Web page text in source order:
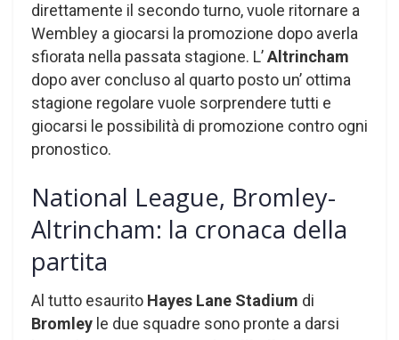
direttamente il secondo turno, vuole ritornare a
Wembley a giocarsi la promozione dopo averla
sfiorata nella passata stagione. L’Altrincham
dopo aver concluso al quarto posto un’ ottima
stagione regolare vuole sorprendere tutti e
giocarsi le possibilità di promozione contro ogni
pronostico.
National League, Bromley-
Altrincham: la cronaca della
partita
Al tutto esaurito Hayes Lane Stadium di
Bromley le due squadre sono pronte a darsi